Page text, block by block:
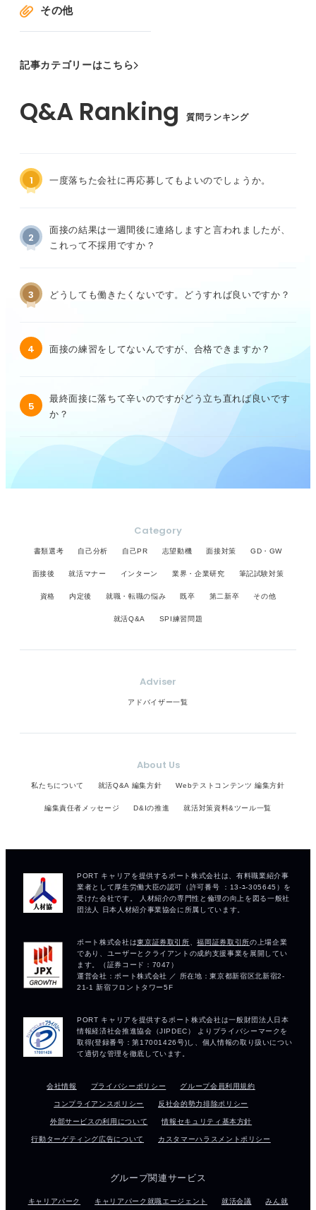
その他
記事カテゴリーはこちら
質問ランキング
1 一度落ちた会社に再応募してもよいのでしょうか。
2
面接の結果は一週間後に連絡しますと言われましたが、
これって不採用ですか？
3 どうしても働きたくないです。どうすれば良いですか？
4 面接の練習をしてないんですが、合格できますか？
5
最終面接に落ちて辛いのですがどう立ち直れば良いです
か？
Category
書類選考 自己分析 自己PR 志望動機 面接対策 GD・GW
面接後 就活マナー インターン 業界・企業研究 筆記試験対策
資格 内定後 就職・転職の悩み 既卒 第二新卒 その他
就活Q&A SPI練習問題
Adviser
アドバイザー一覧
About Us
私たちについて 就活Q&A 編集方針 Webテストコンテンツ 編集方針
編集責任者メッセージ D&Iの推進 就活対策資料&ツール一覧
会社情報 プライバシーポリシー グループ会員利用規約
コンプライアンスポリシー 反社会的勢力排除ポリシー
外部サービスの利用について 情報セキュリティ基本方針
行動ターゲティング広告について カスタマーハラスメントポリシー